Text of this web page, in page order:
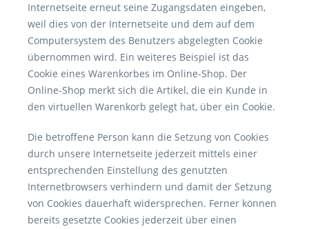
Internetseite erneut seine Zugangsdaten eingeben,
weil dies von der Internetseite und dem auf dem
Computersystem des Benutzers abgelegten Cookie
übernommen wird. Ein weiteres Beispiel ist das
Cookie eines Warenkorbes im Online-Shop. Der
Online-Shop merkt sich die Artikel, die ein Kunde in
den virtuellen Warenkorb gelegt hat, über ein Cookie.
Die betroffene Person kann die Setzung von Cookies
durch unsere Internetseite jederzeit mittels einer
entsprechenden Einstellung des genutzten
Internetbrowsers verhindern und damit der Setzung
von Cookies dauerhaft widersprechen. Ferner können
bereits gesetzte Cookies jederzeit über einen